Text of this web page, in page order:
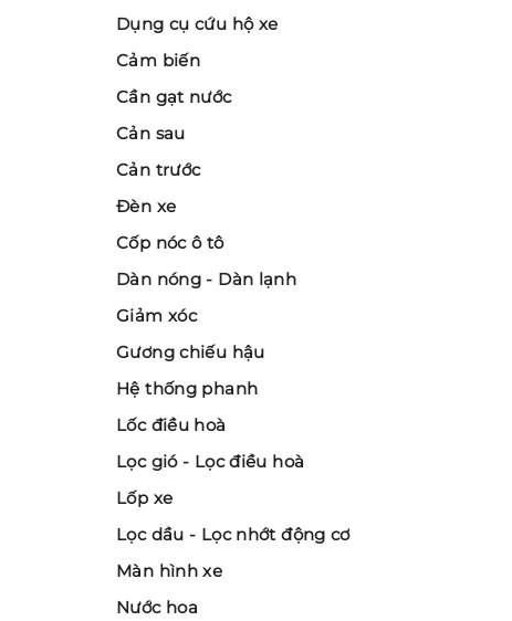
Dụng cụ cứu hộ xe
Cảm biến
Cần gạt nước
Cản sau
Cản trước
Đèn xe
Cốp nóc ô tô
Dàn nóng - Dàn lạnh
Giảm xóc
Gương chiếu hậu
Hệ thống phanh
Lốc điều hoà
Lọc gió - Lọc điều hoà
Lốp xe
Lọc dầu - Lọc nhớt động cơ
Màn hình xe
Nước hoa